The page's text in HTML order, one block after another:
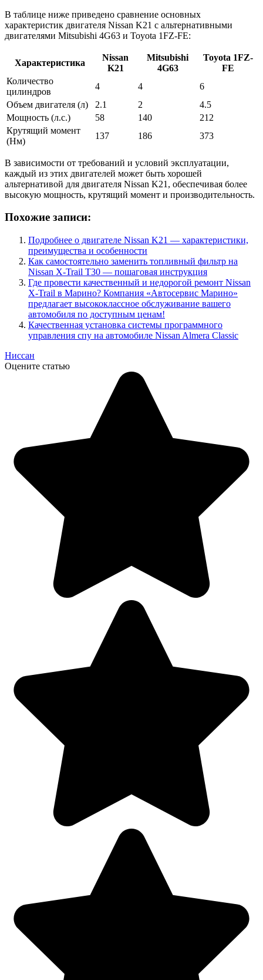
В таблице ниже приведено сравнение основных
характеристик двигателя Nissan K21 с альтернативными
двигателями Mitsubishi 4G63 и Toyota 1FZ-FE:
Характеристика
Nissan
K21
Mitsubishi
4G63
Toyota 1FZ-
FE
Количество
цилиндров
4 4
6
Объем двигателя (л)
2.1 2
4.5
Мощность (л.с.)
58 140
212
Крутящий момент
(Нм)
137 186 373
В зависимости от требований и условий эксплуатации,
каждый из этих двигателей может быть хорошей
альтернативой для двигателя Nissan K21, обеспечивая более
высокую мощность, крутящий момент и производительность.
Похожие записи:
Подробнее о двигателе Nissan K21 — характеристики,
преимущества и особенности
Как самостоятельно заменить топливный фильтр на
Nissan X-Trail T30 — пошаговая инструкция
Где провести качественный и недорогой ремонт Nissan
X-Trail в Марино? Компания «Автосервис Марино»
предлагает высококлассное обслуживание вашего
автомобиля по доступным ценам!
Качественная установка системы программного
управления спу на автомобиле Nissan Almera Classic
Ниссан
Оцените статью